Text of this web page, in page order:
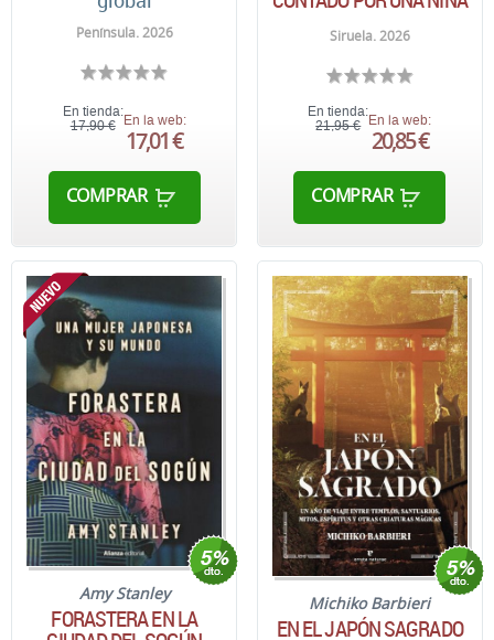
Península. 2026
En tienda:
17,90 € En la web:
17,01 €
COMPRAR
Siruela. 2026
En tienda:
21,95 €
En la web:
20,85 €
COMPRAR
Amy Stanley
FORASTERA EN LA
Michiko Barbieri
EN EL JAPÓN SAGRADO